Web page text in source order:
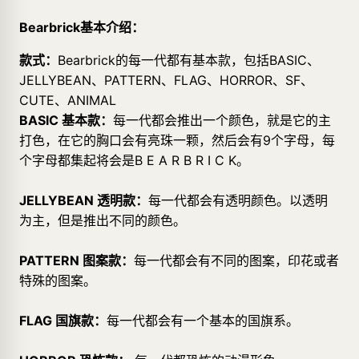
Bearbrick基本介绍：
款式： Bearbrick的每一代都有基本款，包括BASIC、
JELLYBEAN、PATTERN、FLAG、HORROR、SF、
CUTE、ANIMAL
BASIC 基本款： 每一代都会推出一个颜色，就是它的主
打色，在它的胸口会有亮珠一颗，然后会有9个字母，每
个字母都集起将会是B E A R B R I C K。
JELLYBEAN 透明款： 每一代都会有透明颜色。以透明
为主，但是推出不同的颜色。
PATTERN 图案款： 每一代都会有不同的图案，印花或者
特殊的图案。
FLAG 国旗款： 每一代都会有一个基本的国旗系。